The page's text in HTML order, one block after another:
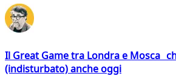
Il Great Game tra Londra e Mosca
(indisturbato) anche oggi